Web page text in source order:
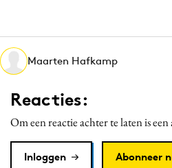
Media
Merkstrategie
PR
Programmatic
Purpose Marketing
Reputatie & crisis
Maarten Hafkamp
Reacties:
Om een reactie achter te laten is
Inloggen Abonneer